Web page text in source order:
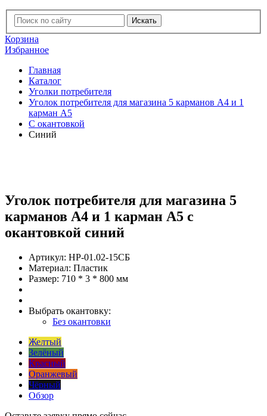
Искать
Корзина
Избранное
Главная
Каталог
Уголки потребителя
Уголок потребителя для магазина 5 карманов А4 и 1
карман А5
С окантовкой
Синий
Уголок потребителя для магазина 5
карманов А4 и 1 карман А5 с
окантовкой синий
Артикул: НР-01.02-15СБ
Материал: Пластик
Размер: 710 * 3 * 800 мм
Выбрать окантовку:
Без окантовки
Желтый
Зелёный
Красный
Оранжевый
Чёрный
Обзор